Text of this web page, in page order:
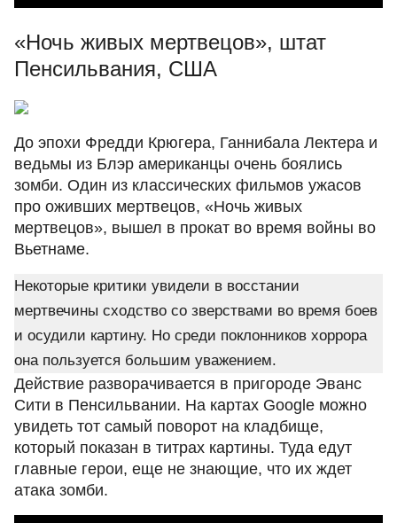
«Ночь живых мертвецов», штат
Пенсильвания, США
До эпохи Фредди Крюгера, Ганнибала Лектера и
ведьмы из Блэр американцы очень боялись
зомби. Один из классических фильмов ужасов
про оживших мертвецов, «Ночь живых
мертвецов», вышел в прокат во время войны во
Вьетнаме.
Некоторые критики увидели в восстании
мертвечины сходство со зверствами во время боев
и осудили картину. Но среди поклонников хоррора
она пользуется большим уважением.
Действие разворачивается в пригороде Эванс
Сити в Пенсильвании. На картах Google можно
увидеть тот самый поворот на кладбище,
который показан в титрах картины. Туда едут
главные герои, еще не знающие, что их ждет
атака зомби.